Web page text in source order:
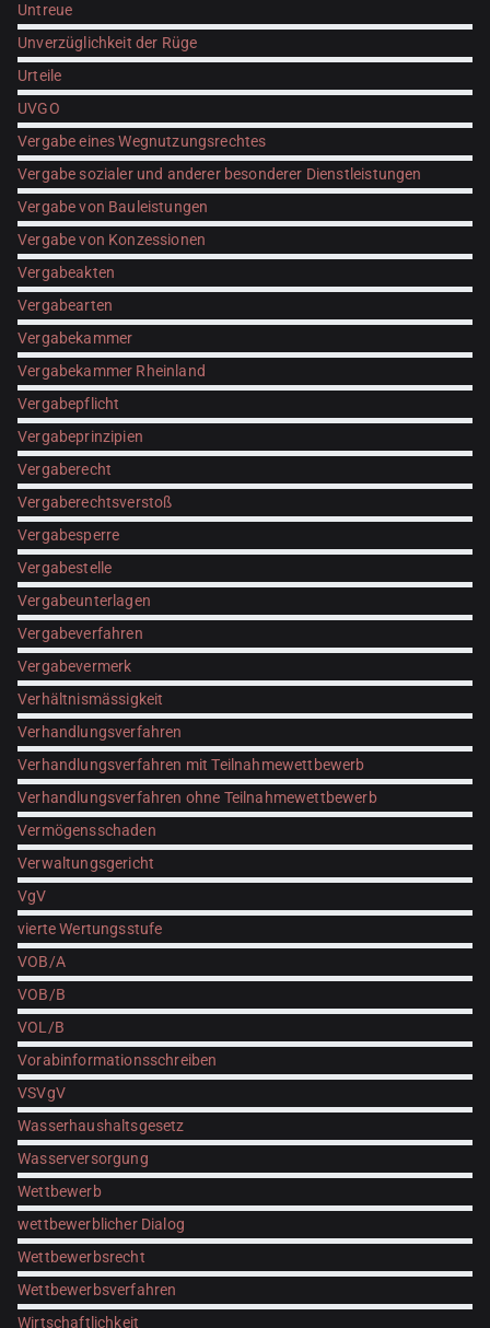
Untreue
Unverzüglichkeit der Rüge
Urteile
UVGO
Vergabe eines Wegnutzungsrechtes
Vergabe sozialer und anderer besonderer Dienstleistungen
Vergabe von Bauleistungen
Vergabe von Konzessionen
Vergabeakten
Vergabearten
Vergabekammer
Vergabekammer Rheinland
Vergabepflicht
Vergabeprinzipien
Vergaberecht
Vergaberechtsverstoß
Vergabesperre
Vergabestelle
Vergabeunterlagen
Vergabeverfahren
Vergabevermerk
Verhältnismässigkeit
Verhandlungsverfahren
Verhandlungsverfahren mit Teilnahmewettbewerb
Verhandlungsverfahren ohne Teilnahmewettbewerb
Vermögensschaden
Verwaltungsgericht
VgV
vierte Wertungsstufe
VOB/A
VOB/B
VOL/B
Vorabinformationsschreiben
VSVgV
Wasserhaushaltsgesetz
Wasserversorgung
Wettbewerb
wettbewerblicher Dialog
Wettbewerbsrecht
Wettbewerbsverfahren
Wirtschaftlichkeit